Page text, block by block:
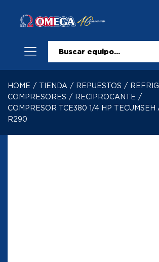
HOME / TIENDA / REPUESTOS /
COMPRESORES / RECIPROCANTE /
COMPRESOR TCE380 1/4 HP
R290